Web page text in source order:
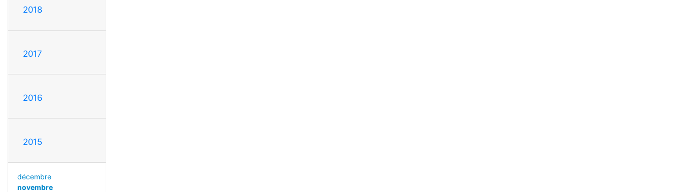
2018
2017
2016
2015
décembre
novembre